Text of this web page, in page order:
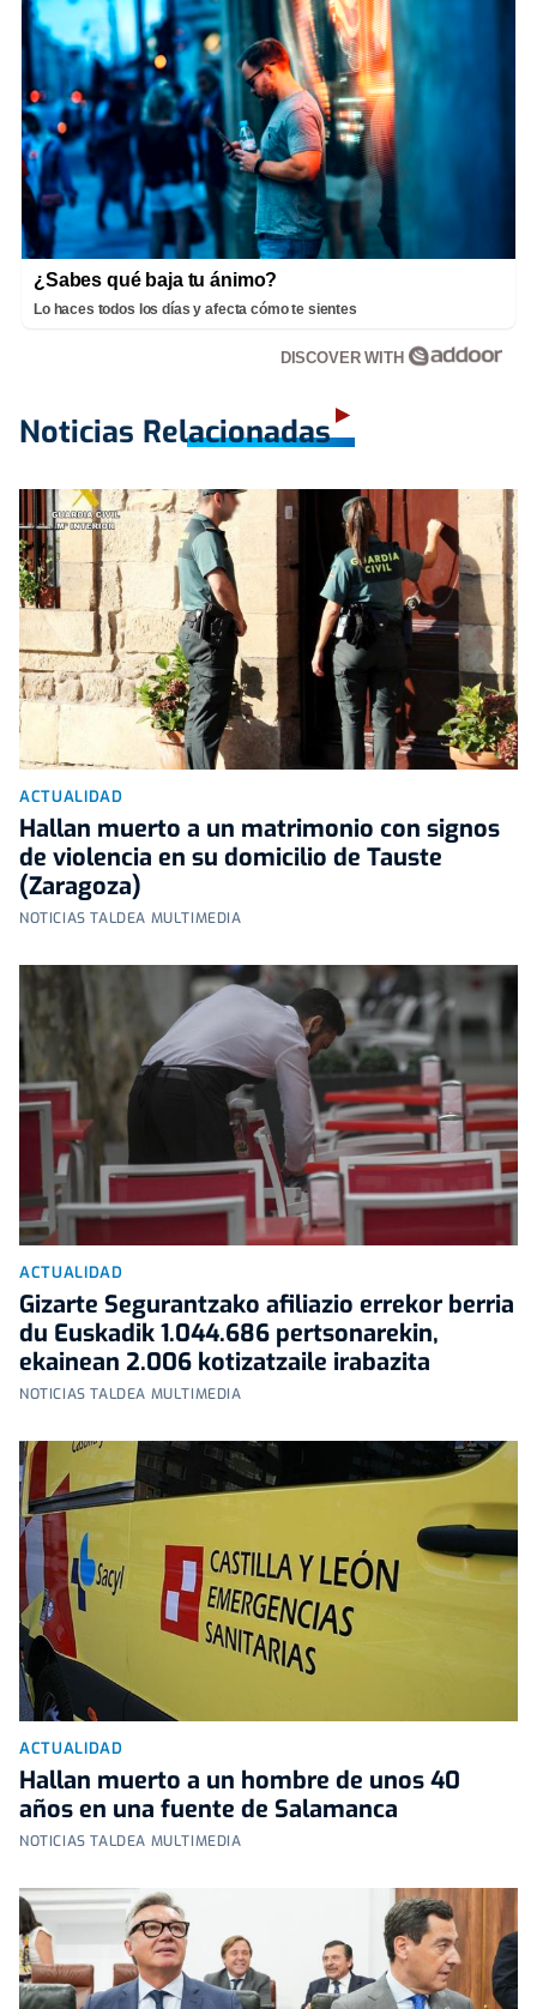
¿Sabes qué baja tu ánimo?
Lo haces todos los días y afecta cómo te sientes
DISCOVER WITH
Noticias Relacionadas
ACTUALIDAD
Hallan muerto a un matrimonio con signos
de violencia en su domicilio de Tauste
(Zaragoza)
NOTICIAS TALDEA MULTIMEDIA
ACTUALIDAD
Gizarte Segurantzako afiliazio errekor berria
du Euskadik 1.044.686 pertsonarekin,
ekainean 2.006 kotizatzaile irabazita
NOTICIAS TALDEA MULTIMEDIA
ACTUALIDAD
Hallan muerto a un hombre de unos 40
años en una fuente de Salamanca
NOTICIAS TALDEA MULTIMEDIA